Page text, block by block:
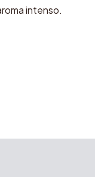
intenso.